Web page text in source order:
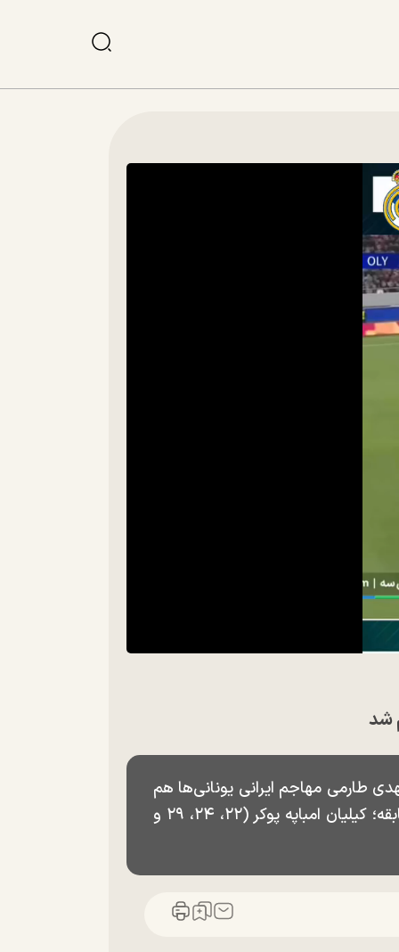
به میدان رفت و پایان یک بازی پرافت‌وخیز را با پیروزی ۴ بر ۳ رقم زد. مهدی طارمی مهاجم ایرانی یونانی‌ها هم
که در دقیقه ۲۸ وارد بازی شد، گل دوم تیمش را در دقیقه ۵۲ به ثمر رساند. برای رئال مادرید در این مسابقه؛ کیلیان امباپه پوکر (۲۲، ۲۴، ۲۹ و